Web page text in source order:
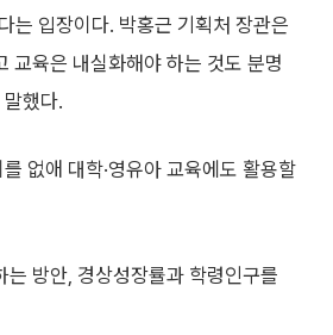
는 입장이다. 박홍근 기획처 장관은
교육은 내실화해야 하는 것도 분명
했다.
없애 대학·영유아 교육에도 활용할
방안, 경상성장률과 학령인구를